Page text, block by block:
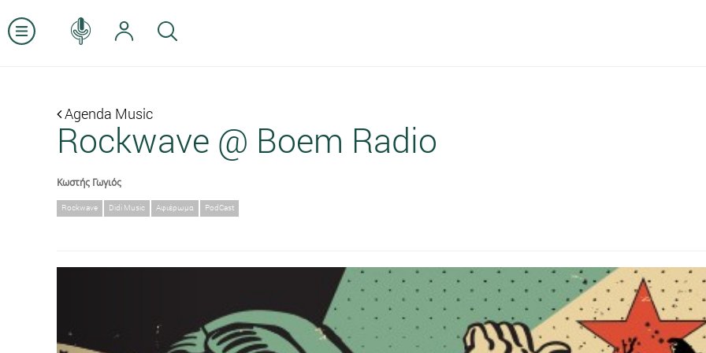
Agenda Music
Rockwave @ Boem Radio
Κωστής Γωγιός
Rockwave Didi Music Αφιέρωμα PodCast